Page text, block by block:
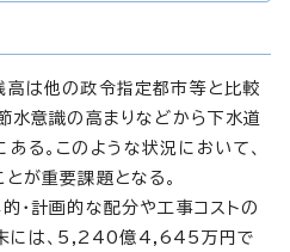
高は他の政令指定都市等と比較
水意識の高まりなどから下水道
る。このような状況において、
が重要課題となる。
・計画的な配分や工事コストの
には、5,240億4,645万円で